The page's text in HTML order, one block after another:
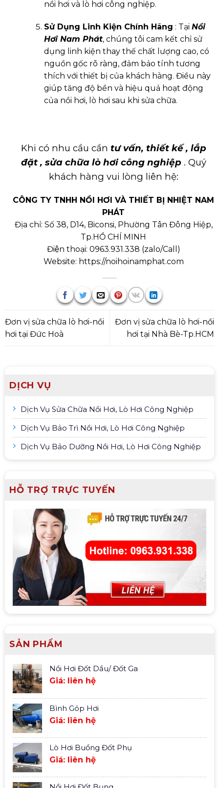
DỊCH VỤ
Dịch Vụ Sửa Chữa Nồi Hơi, Lò Hơi Công Nghiệp
Dịch Vụ Bảo Trì Nồi Hơi, Lò Hơi Công Nghiệp
Dịch Vụ Bảo Dưỡng Nồi Hơi, Lò Hơi Công Nghiệp
HỖ TRỢ TRỰC TUYẾN
SẢN PHẨM
Nồi Hơi Đốt Dầu/ Đốt Ga
Giá: liên hệ
Bình Góp Hơi
Giá: liên hệ
Lò Hơi Buồng Đốt Phụ
Giá: liên hệ
nồi hơi và lò hơi công nghiệp.
Sử Dụng Linh Kiện Chính Hãng : Tại Nồi
Hơi Nam Phát, chúng tôi cam kết chỉ sử
dụng linh kiện thay thế chất lượng cao, có
nguồn gốc rõ ràng, đảm bảo tính tương
thích với thiết bị của khách hàng. Điều này
giúp tăng độ bền và hiệu quả hoạt động
của nồi hơi, lò hơi sau khi sửa chữa.
Khi có nhu cầu cần tư vấn, thiết kế , lắp
đặt , sửa chữa lò hơi công nghiệp . Quý
khách hàng vui lòng liên hệ:
CÔNG TY TNHH NỒI HƠI VÀ THIẾT BỊ NHIỆT NAM
PHÁT
Địa chỉ: Số 38, D14, Biconsi, Phường Tân Đông Hiệp,
Tp.HỒ CHÍ MINH
Điện thoại: 0963.931.338 (zalo/Call )
Website: https://noihoinamphat.com
Đơn vị sửa chữa lò hơi-nồi
hơi tại Đức Hoà
Đơn vị sửa chữa lò hơi-nồi
hơi tại Nhà Bè-Tp.HCM